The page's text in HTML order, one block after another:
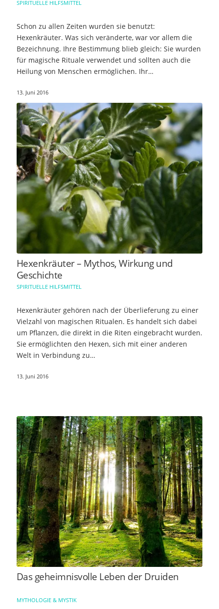
SPIRITUELLE HILFSMITTEL
Schon zu allen Zeiten wurden sie benutzt:
Hexenkräuter. Was sich veränderte, war vor allem die
Bezeichnung. Ihre Bestimmung blieb gleich: Sie wurden
für magische Rituale verwendet und sollten auch die
Heilung von Menschen ermöglichen. Ihr…
13. Juni 2016
Hexenkräuter – Mythos, Wirkung und
Geschichte
SPIRITUELLE HILFSMITTEL
Hexenkräuter gehören nach der Überlieferung zu einer
Vielzahl von magischen Ritualen. Es handelt sich dabei
um Pflanzen, die direkt in die Riten eingebracht wurden.
Sie ermöglichten den Hexen, sich mit einer anderen
Welt in Verbindung zu…
13. Juni 2016
Das geheimnisvolle Leben der Druiden
MYTHOLOGIE & MYSTIK